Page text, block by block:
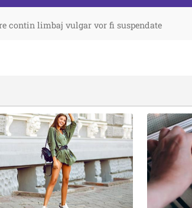
contin limbaj vulgar vor fi suspendate